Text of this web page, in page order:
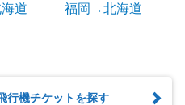
道
福岡→北海道
行機チケットを探す